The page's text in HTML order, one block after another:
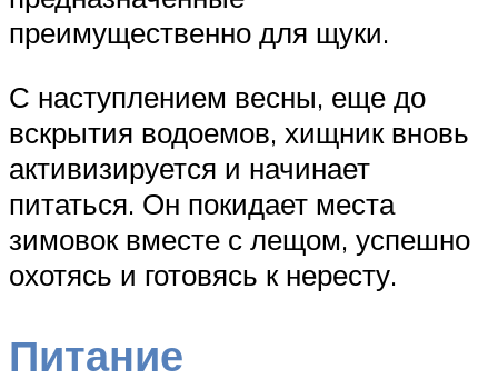
преимущественно для щуки.
С наступлением весны, еще до
вскрытия водоемов, хищник вновь
активизируется и начинает
питаться. Он покидает места
зимовок вместе с лещом, успешно
охотясь и готовясь к нересту.
Питание